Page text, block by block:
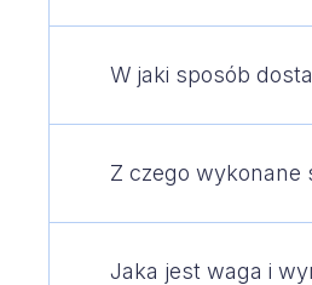
W jaki sposób
Z czego wykonane
Jaka jest waga i